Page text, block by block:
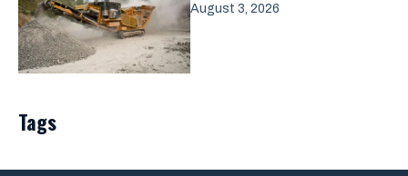
August 3, 2026
Tags